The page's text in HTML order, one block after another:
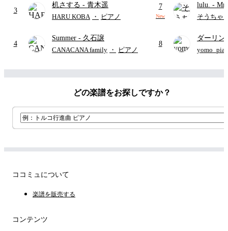
3
机さする - 青木遥
HARU KOBA
・ ピアノ
4
Summer - 久石譲
CANACANA family ・ ピアノ
7
New
lulu. -
そうちゃ
8
ダーリン
APPLE (
どの楽譜をお探しですか？
ココミュについて
楽譜を販売する
コンテンツ